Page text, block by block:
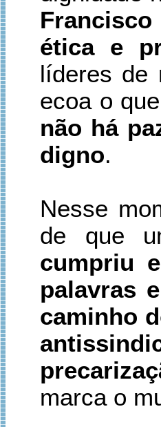
ética e
líderes de
ecoa o
não há
digno.
Nesse
de que
cumpriu
palavras
caminho
marca o